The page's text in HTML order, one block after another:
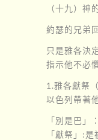
（十九）神
約瑟的兄弟
只是雅各決
指示他不必
1.雅各獻祭
以色列帶著
「別是巴
「獻祭」: